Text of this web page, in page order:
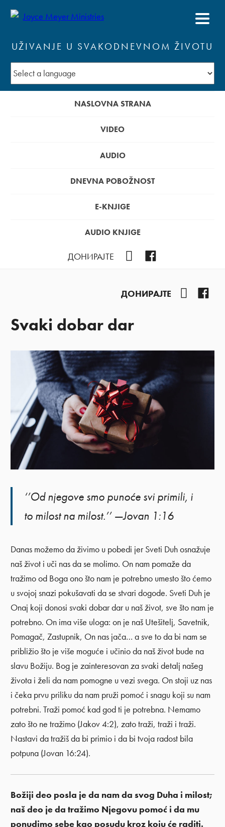
UŽIVANJE U SVAKODNEVNOM ŽIVOTU
NASLOVNA STRANA
VIDEO
AUDIO
DNEVNA POBOŽNOST
E-KNJIGE
AUDIO KNJIGE
ДОНИРАЈТЕ YouTube
ДОНИРАЈТЕ YouTube
Svaki dobar dar
‘’Od njegove smo punoće svi primili, i
to milost na milost.’’ —Jovan 1:16
Danas možemo da živimo u pobedi jer Sveti Duh osnažuje
naš život i uči nas da se molimo. On nam pomaže da
tražimo od Boga ono što nam je potrebno umesto što ćemo
u svojoj snazi pokušavati da se stvari dogode. Sveti Duh je
Onaj koji donosi svaki dobar dar u naš život, sve što nam je
potrebno. On ima više uloga: on je naš Utešitelj, Savetnik,
Pomagač, Zastupnik, On nas jača… a sve to da bi nam se
približio što je više moguće i učinio da naš život bude na
slavu Božiju. Bog je zainteresovan za svaki detalj našeg
života i želi da nam pomogne u vezi svega. On stoji uz nas
i čeka prvu priliku da nam pruži pomoć i snagu koji su nam
potrebni. Traži pomoć kad god ti je potrebna. Nemamo
zato što ne tražimo (Jakov 4:2), zato traži, traži i traži.
Nastavi da tražiš da bi primio i da bi tvoja radost bila
potpuna (Jovan 16:24).
Božiji deo posla je da nam da svog Duha i milost;
naš deo je da tražimo Njegovu pomoć i da mu
ponudimo sebe kao posudu kroz koju će raditi.